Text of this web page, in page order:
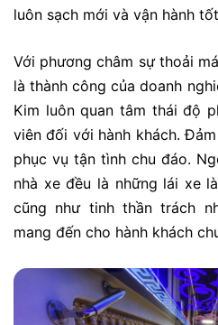
luôn sạch mới và vận hành
Với phương châm sự thoải
là thành công của doanh
Kim luôn quan tâm thái độ
viên đối với hành khách.
phục vụ tận tình chu đáo.
nhà xe đều là những lái xe
cũng như tinh thần trách
mang đến cho hành khách